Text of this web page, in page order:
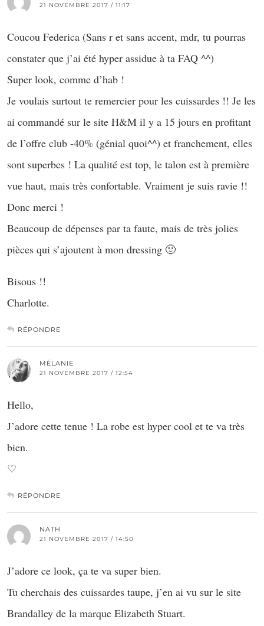
21 NOVEMBRE 2017 / 11:17
Coucou Federica (Sans r et sans accent, mdr, tu pourras
constater que j’ai été hyper assidue à ta FAQ ^^)
Super look, comme d’hab !
Je voulais surtout te remercier pour les cuissardes !! Je les
ai commandé sur le site H&M il y a 15 jours en profitant
de l’offre club -40% (génial quoi^^) et franchement, elles
sont superbes ! La qualité est top, le talon est à première
vue haut, mais très confortable. Vraiment je suis ravie !!
Donc merci !
Beaucoup de dépenses par ta faute, mais de très jolies
pièces qui s’ajoutent à mon dressing 🙂
Bisous !!
Charlotte.
RÉPONDRE
MÉLANIE
21 NOVEMBRE 2017 / 12:54
Hello,
J’adore cette tenue ! La robe est hyper cool et te va très
bien.
♡
RÉPONDRE
NATH
21 NOVEMBRE 2017 / 14:50
J’adore ce look, ça te va super bien.
Tu cherchais des cuissardes taupe, j’en ai vu sur le site
Brandalley de la marque Elizabeth Stuart.